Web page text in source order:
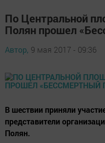
По Центральной
Полян прошел
Автор, 9 мая 2017 - 09:36
В шествии приняли
представители
Полян.